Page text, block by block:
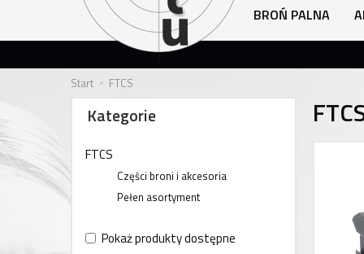
BROŃ PALNA
Start FTCS
Kategorie
FTCS
Części broni i akcesoria
Pełen asortyment
Pokaż produkty dostępne